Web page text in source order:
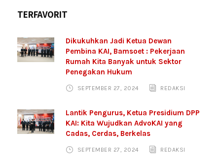
TERFAVORIT
Dikukuhkan Jadi Ketua Dewan
Pembina KAI, Bamsoet : Pekerjaan
Rumah Kita Banyak untuk Sektor
Penegakan Hukum
SEPTEMBER 27, 2024 REDAKSI
Lantik Pengurus, Ketua Presidium DPP
KAI: Kita Wujudkan AdvoKAI yang
Cadas, Cerdas, Berkelas
SEPTEMBER 27, 2024 REDAKSI